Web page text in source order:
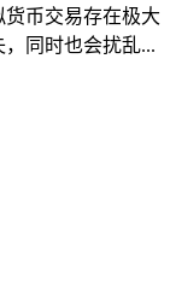
币交易存在极大
同时也会扰乱...